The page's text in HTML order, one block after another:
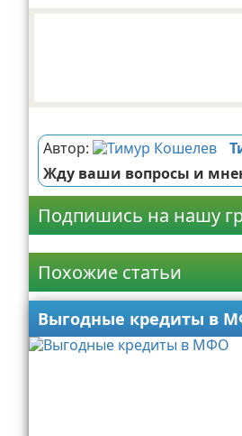
Автор:
Жду ваши вопросы и
Подпишись на нашу
Похожие статьи
Выгодные кредиты в